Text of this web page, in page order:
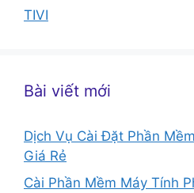
TIVI
Bài viết mới
Dịch Vụ Cài Đặt Phần
Giá Rẻ
Cài Phần Mềm Máy Tính